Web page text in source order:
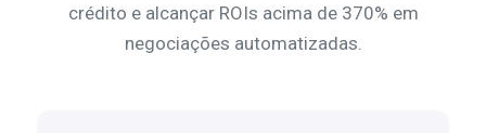
crédito e alcançar ROIs acima de 370% em
negociações automatizadas.